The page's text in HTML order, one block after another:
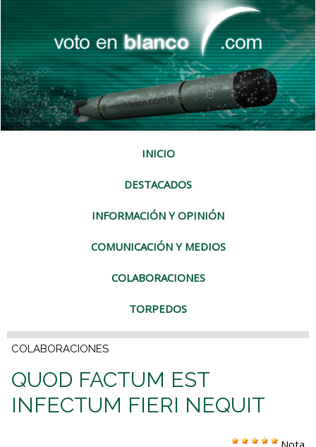
INICIO
DESTACADOS
INFORMACIÓN Y OPINIÓN
COMUNICACIÓN Y MEDIOS
COLABORACIONES
TORPEDOS
COLABORACIONES
QUOD FACTUM EST
INFECTUM FIERI NEQUIT